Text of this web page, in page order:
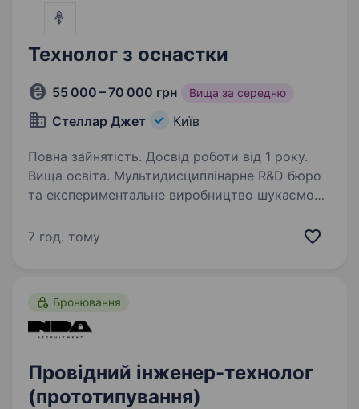
Технолог з оснастки
55 000 – 70 000 грн Вища за середню
Стеллар Джет Київ
Повна зайнятість. Досвід роботи від 1 року.
Вища освіта. Мультидисциплінарне R&D бюро
та експериментальне виробництво шукаємо
ДНІПРО БРОНЮЄМО з першого дня роботи!
7 год. тому
Бронювання
Провідний інженер-технолог
(прототипування)